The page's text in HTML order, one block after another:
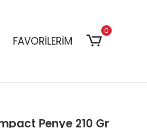
FAVORİLERİM
0
Penye 210 Gr